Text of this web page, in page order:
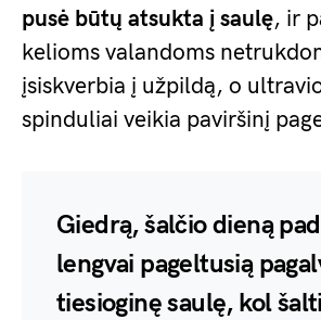
pusė būtų atsukta į saulę, ir
kelioms valandoms
įsiskverbia į užpildą, o
spinduliai veikia paviršinį
Giedrą, šalčio dieną
lengvai pageltusią
tiesioginę saulę, kol